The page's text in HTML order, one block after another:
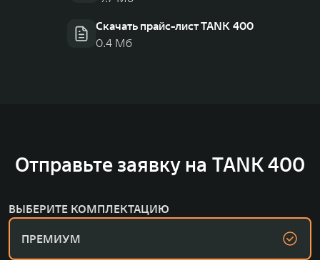
Скачать прайс-лист TANK 400
0.4 Мб
Отправьте заявку на TANK 400
ВЫБЕРИТЕ КОМПЛЕКТАЦИЮ
ПРЕМИУМ